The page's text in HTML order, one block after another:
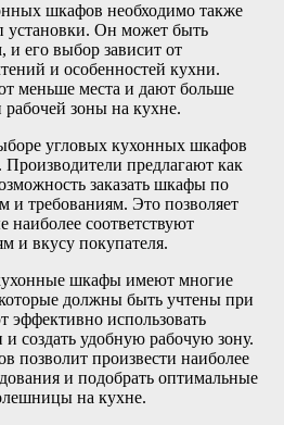
шкафов необходимо также
установки. Он может быть
его выбор зависит от
и особенностей кухни.
меньше места и дают больше
зоны на кухне.
угловых кухонных шкафов
Производители предлагают как
заказать шкафы по
и требованиям. Это позволяет
соответствуют
и вкусу покупателя.
шкафы имеют многие
должны быть учтены при
использовать
и создать удобную рабочую зону.
позволит произвести наиболее
и подобрать оптимальные
на кухне.